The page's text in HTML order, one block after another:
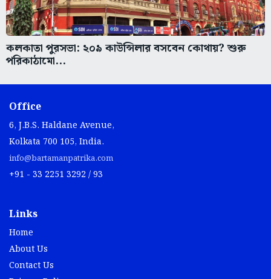
কলকাতা পুরসভা: ২০৯ কাউন্সিলার বসবেন কোথায়? শুরু
পরিকাঠামো...
Office
6, J.B.S. Haldane Avenue,
Kolkata 700 105, India.
info@bartamanpatrika.com
+91 - 33 2251 3292 / 93
Links
Home
About Us
Contact Us